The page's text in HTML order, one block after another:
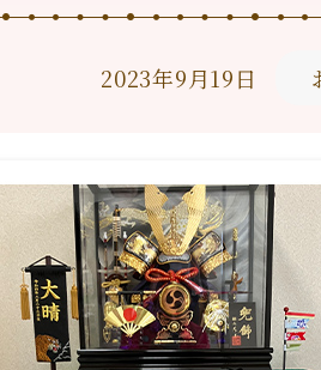
2023年9月19日